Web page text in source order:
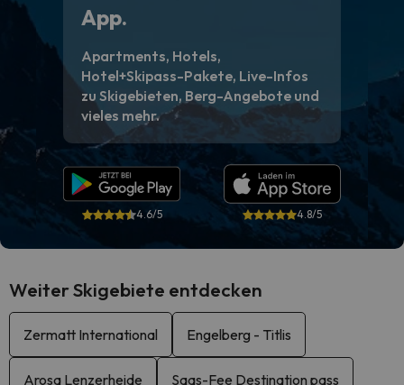
App.
Apartments, Hotels,
Hotel+Skipass-Pakete, Live-Infos
zu Skigebieten, Berg-Angebote und
vieles mehr.
4.6/5 4.8/5
Weiter Skigebiete entdecken
Zermatt International Engelberg - Titlis
Arosa Lenzerheide Saas-Fee Destination pass